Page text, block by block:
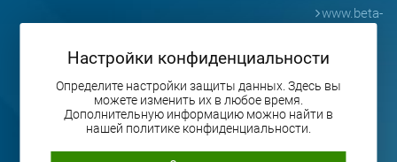
BETA
представляет
продукцию
на
выставке
BAUMA
www.beta-
Настройки конфиденциальности
Определите настройки защиты данных. Здесь вы
можете изменить их в любое время.
Дополнительную информацию можно найти в
нашей политике конфиденциальности.